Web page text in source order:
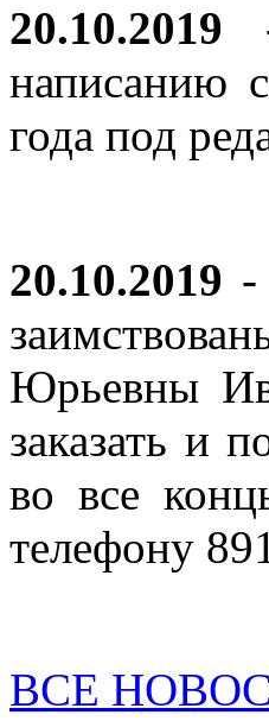
20.10.2019
написанию
года под
20.10.2019 -
Юрьевны
заказать и
во все
телефону
ВСЕ